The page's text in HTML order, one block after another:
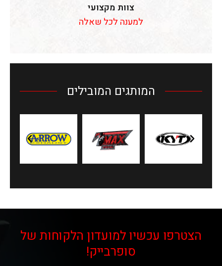
צוות מקצועי
למענה לכל שאלה
המותגים המובילים
הצטרפו עכשיו למועדון הלקוחות של
סופרבייק!